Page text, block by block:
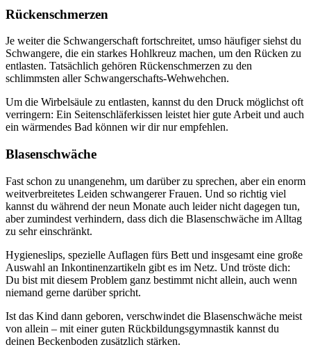
Rückenschmerzen
Je weiter die Schwangerschaft fortschreitet, umso häufiger siehst du
Schwangere, die ein starkes Hohlkreuz machen, um den Rücken zu
entlasten. Tatsächlich gehören Rückenschmerzen zu den
schlimmsten aller Schwangerschafts-Wehwehchen.
Um die Wirbelsäule zu entlasten, kannst du den Druck möglichst oft
verringern: Ein Seitenschläferkissen leistet hier gute Arbeit und auch
ein wärmendes Bad können wir dir nur empfehlen.
Blasenschwäche
Fast schon zu unangenehm, um darüber zu sprechen, aber ein enorm
weitverbreitetes Leiden schwangerer Frauen. Und so richtig viel
kannst du während der neun Monate auch leider nicht dagegen tun,
aber zumindest verhindern, dass dich die Blasenschwäche im Alltag
zu sehr einschränkt.
Hygieneslips, spezielle Auflagen fürs Bett und insgesamt eine große
Auswahl an Inkontinenzartikeln gibt es im Netz. Und tröste dich:
Du bist mit diesem Problem ganz bestimmt nicht allein, auch wenn
niemand gerne darüber spricht.
Ist das Kind dann geboren, verschwindet die Blasenschwäche meist
von allein – mit einer guten Rückbildungsgymnastik kannst du
deinen Beckenboden zusätzlich stärken.